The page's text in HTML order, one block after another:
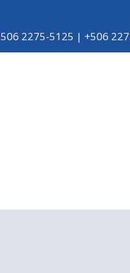
2275-5125 | +506